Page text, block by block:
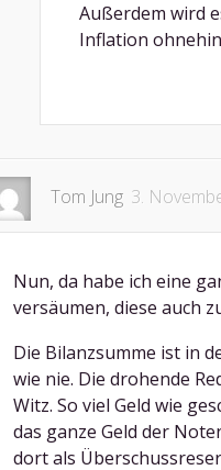
Außerdem wird
Inflation
Tom Jung 3.
Nun, da habe ich eine
versäumen, diese auch
Die Bilanzsumme ist in
wie nie. Die drohende
Witz. So viel Geld wie
das ganze Geld der
dort als